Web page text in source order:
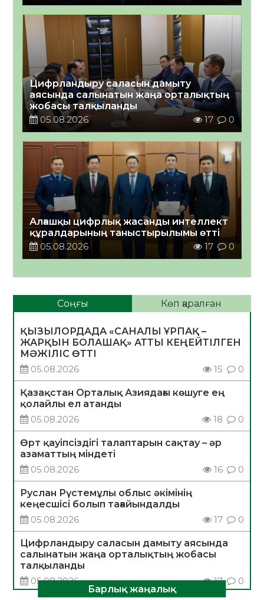
Цифрландыру саласын дамыту
аясында салынатын жаңа орталықтың
жобасы талқыланды
05.08.2026
17 0
Алғашқы цифрлық жасанды интеллект
құралдарының таныстырылымы өтті
05.08.2026
17 0
Соңғы Көп қаралған
ҚЫЗЫЛОРДАДА «САНАЛЫ ҰРПАҚ –
ЖАРҚЫН БОЛАШАҚ» АТТЫ КЕҢЕЙТІЛГЕН
МӘЖІЛІС ӨТТІ
05.08.2026
15 0
Қазақстан Орталық Азиядағы көшуге ең
қолайлы ел атанды
05.08.2026
18 0
Өрт қауіпсіздігі талаптарын сақтау – әр
азаматтың міндеті
05.08.2026
16 0
Руслан Рүстемұлы облыс әкімінің
кеңесшісі болып тағайындалды
05.08.2026
17 0
Цифрландыру саласын дамыту аясында
салынатын жаңа орталықтың жобасы
талқыланды
05.08.2026
17 0
Барлық жаңалық